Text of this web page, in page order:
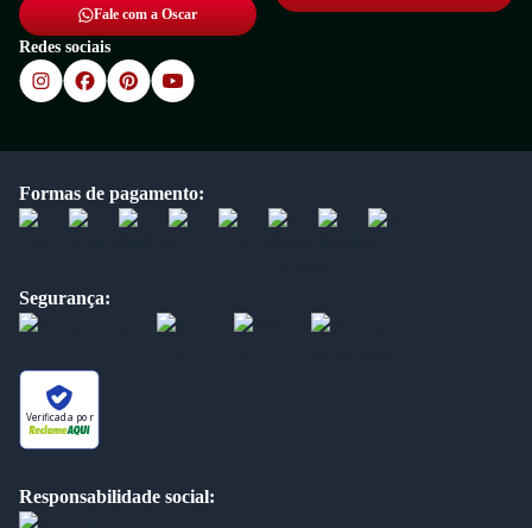
Fale com a Oscar
Redes sociais
Formas de pagamento:
Segurança:
Verificada por
Responsabilidade social: